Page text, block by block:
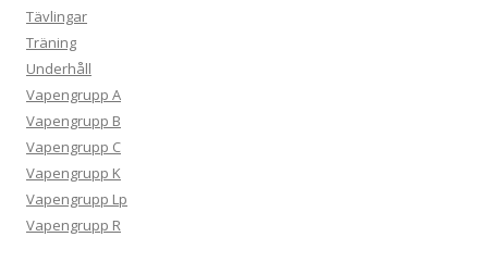
Tävlingar
Träning
Underhåll
Vapengrupp A
Vapengrupp B
Vapengrupp C
Vapengrupp K
Vapengrupp Lp
Vapengrupp R